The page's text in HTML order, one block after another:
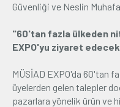
Güvenliği ve Neslin
"60'tan fazla ülkeden
EXPO'yu ziyaret
MÜSİAD EXPO'da 60'tan
üyelerden gelen talepler
pazarlara yönelik ürün ve